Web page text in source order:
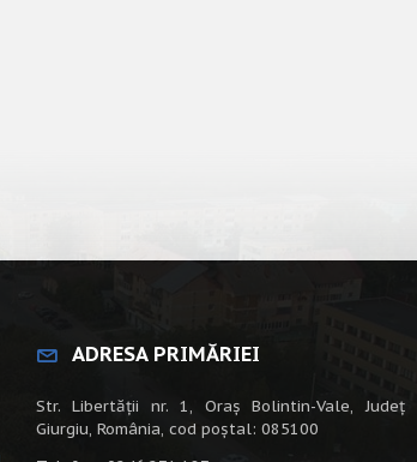
ADRESA PRIMĂRIEI
Str. Libertății nr. 1, Oraș Bolintin-Vale, Județ
Giurgiu, România, cod poștal: 085100